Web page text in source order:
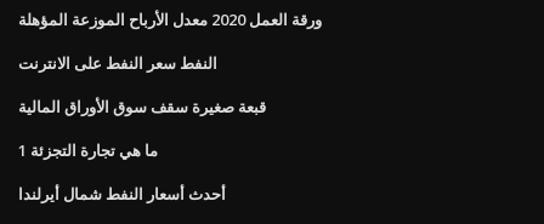
ورقة العمل 2020 معدل الأرباح الموزعة المؤهلة
النفط سعر النفط على الانترنت
قبعة صغيرة سقف سوق الأوراق المالية
ما هي تجارة التجزئة 1
أحدث أسعار النفط شمال أيرلندا